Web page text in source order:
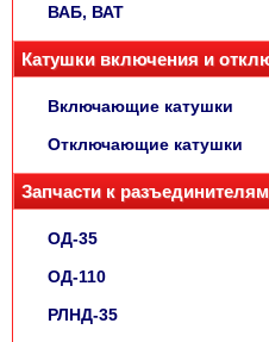
ВАБ, ВАТ
Катушки включения и
Включающие катушки
Отключающие катушки
Запчасти к
ОД-35
ОД-110
РЛНД-35